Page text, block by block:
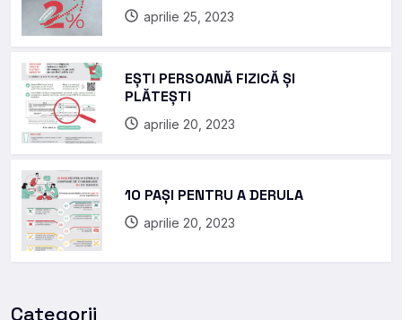
aprilie 25, 2023
EȘTI PERSOANĂ FIZICĂ ȘI
PLĂTEȘTI
aprilie 20, 2023
10 PAȘI PENTRU A DERULA
aprilie 20, 2023
Categorii